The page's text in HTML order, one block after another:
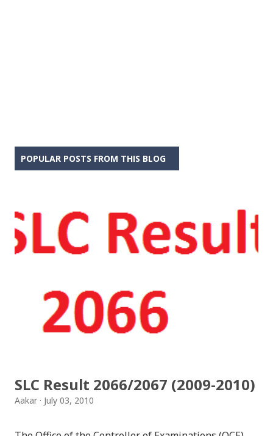
POPULAR POSTS FROM THIS BLOG
SLC Result 2066/2067 (2009-2010)
Aakar July 03, 2010